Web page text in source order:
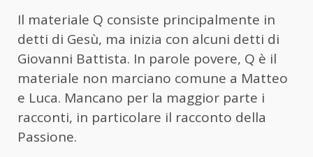
Il materiale Q consiste principalmente in
detti di Gesù, ma inizia con alcuni detti di
Giovanni Battista. In parole povere, Q è il
materiale non marciano comune a Matteo
e Luca. Mancano per la maggior parte i
racconti, in particolare il racconto della
Passione.